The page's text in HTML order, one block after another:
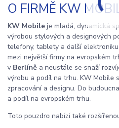
O FIRMĚ KW
KW Mobile je mladá, dynamická
výrobou stylových a designových
telefony, tablety a další
mezi největší firmy na evropském
v Berlíně a neustále se snaží
výrobu a podíl na trhu. KW Mobile
zpracování a designu. Do
a podíl na evropském trhu.
Toto pouzdro nabízí také